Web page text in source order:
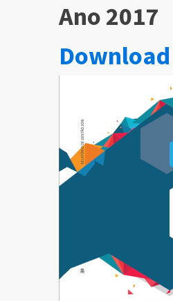
Ano 2017
Download